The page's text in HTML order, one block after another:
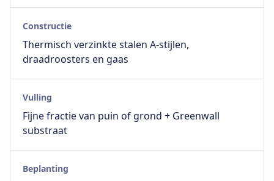
Constructie
Thermisch verzinkte stalen A-stijlen,
draadroosters en gaas
Vulling
Fijne fractie van puin of grond + Greenwall
substraat
Beplanting